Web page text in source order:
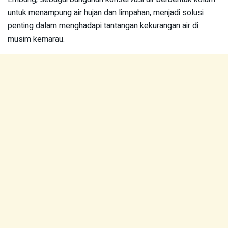
untuk menampung air hujan dan limpahan, menjadi solusi
penting dalam menghadapi tantangan kekurangan air di
musim kemarau.